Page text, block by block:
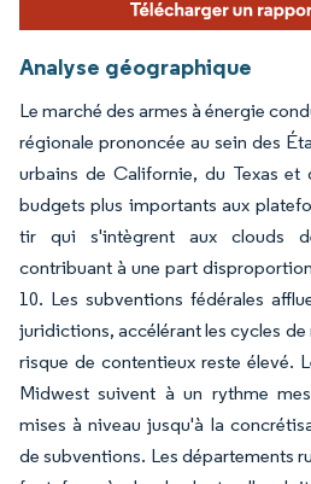
Analyse géographique
Le marché des armes à énergie
régionale prononcée au sein des
urbains de Californie, du Texas et
budgets plus importants aux
tir qui s'intègrent aux clouds
contribuant à une part
10. Les subventions fédérales
juridictions, accélérant les cycles de
risque de contentieux reste élevé.
Midwest suivent à un rythme
mises à niveau jusqu'à la
de subventions. Les départements